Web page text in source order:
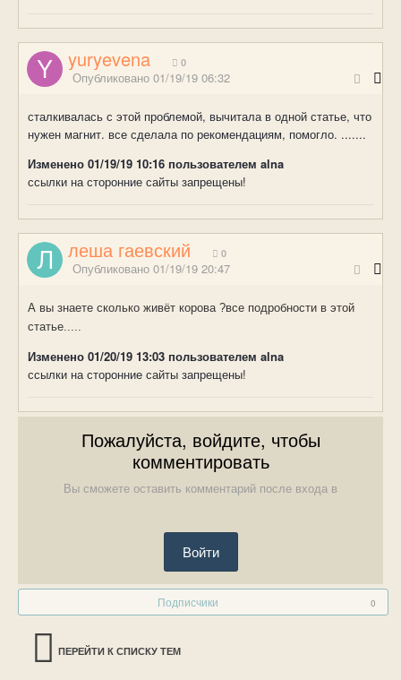
yuryevena 0
Опубликовано 01/19/19 06:32
сталкивалась с этой проблемой, вычитала в одной статье, что
нужен магнит. все сделала по рекомендациям, помогло. .......
Изменено 01/19/19 10:16 пользователем alna
ссылки на сторонние сайты запрещены!
леша гаевский 0
Опубликовано 01/19/19 20:47
А вы знаете сколько живёт корова ?все подробности в этой
статье.....
Изменено 01/20/19 13:03 пользователем alna
ссылки на сторонние сайты запрещены!
Пожалуйста, войдите, чтобы
комментировать
Вы сможете оставить комментарий после входа в
Войти
Подписчики 0
ПЕРЕЙТИ К СПИСКУ ТЕМ